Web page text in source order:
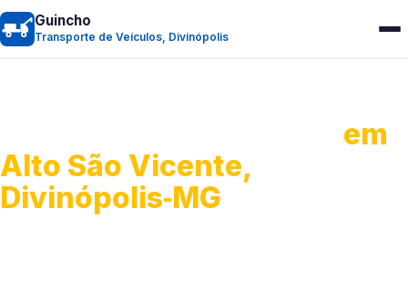
Guincho
Transporte de Veículos, Divinópolis
em
Alto São Vicente,
Divinópolis‑MG